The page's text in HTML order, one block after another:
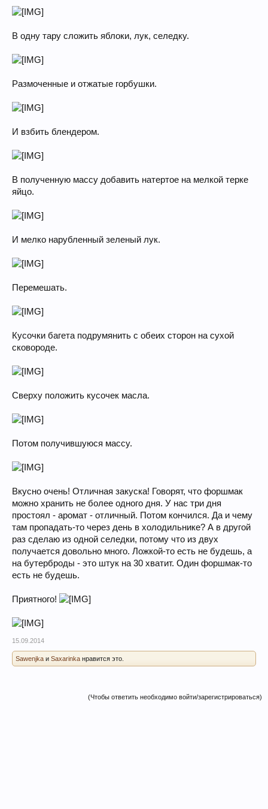
В одну тару сложить яблоки, лук, селедку.
Размоченные и отжатые горбушки.
И взбить блендером.
В полученную массу добавить натертое на мелкой терке
яйцо.
И мелко нарубленный зеленый лук.
Перемешать.
Кусочки багета подрумянить с обеих сторон на сухой
сковороде.
Сверху положить кусочек масла.
Потом получившуюся массу.
Вкусно очень! Отличная закуска! Говорят, что форшмак
можно хранить не более одного дня. У нас три дня
простоял - аромат - отличный. Потом кончился. Да и чему
там пропадать-то через день в холодильнике? А в другой
раз сделаю из одной селедки, потому что из двух
получается довольно много. Ложкой-то есть не будешь, а
на бутерброды - это штук на 30 хватит. Один форшмак-то
есть не будешь.
Приятного!
15.09.2014
Sawenjka и Saxarinka нравится это.
(Чтобы ответить необходимо войти/зарегистрироваться)